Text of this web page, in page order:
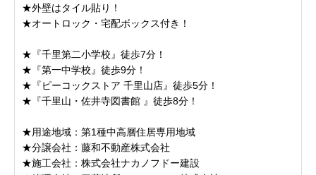
★外壁はタイル貼り！
★オートロック・宅配ボックス付き！
★『千里第二小学校』徒歩7分！
★『第一中学校』徒歩9分！
★『ピーコックストア 千里山店』徒歩5分！
★『千里山・佐井寺図書館 』徒歩8分！
★用途地域：第1種中高層住居専用地域
★分譲会社：藤和不動産株式会社
★施工会社：株式会社ナカノフドー建設